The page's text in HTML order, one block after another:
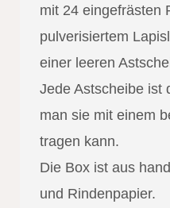
mit 24 eingefrästen
pulverisiertem
einer leeren
Jede Astscheibe ist
man sie mit einem
tragen kann.
Die Box ist aus
und Rindenpapier.